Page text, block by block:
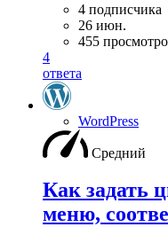
4 подписчика
26 июн.
455
4
ответа
WordPress
Средний
Как задать
меню,